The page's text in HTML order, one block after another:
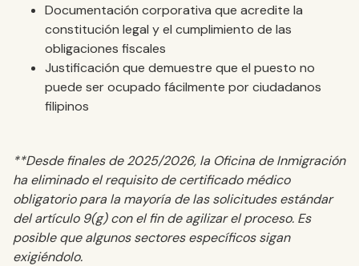
Documentación corporativa que acredite la
constitución legal y el cumplimiento de las
obligaciones fiscales
Justificación que demuestre que el puesto no
puede ser ocupado fácilmente por ciudadanos
filipinos
**Desde finales de 2025/2026, la Oficina de Inmigración
ha eliminado el requisito de certificado médico
obligatorio para la mayoría de las solicitudes estándar
del artículo 9(g) con el fin de agilizar el proceso. Es
posible que algunos sectores específicos sigan
exigiéndolo.